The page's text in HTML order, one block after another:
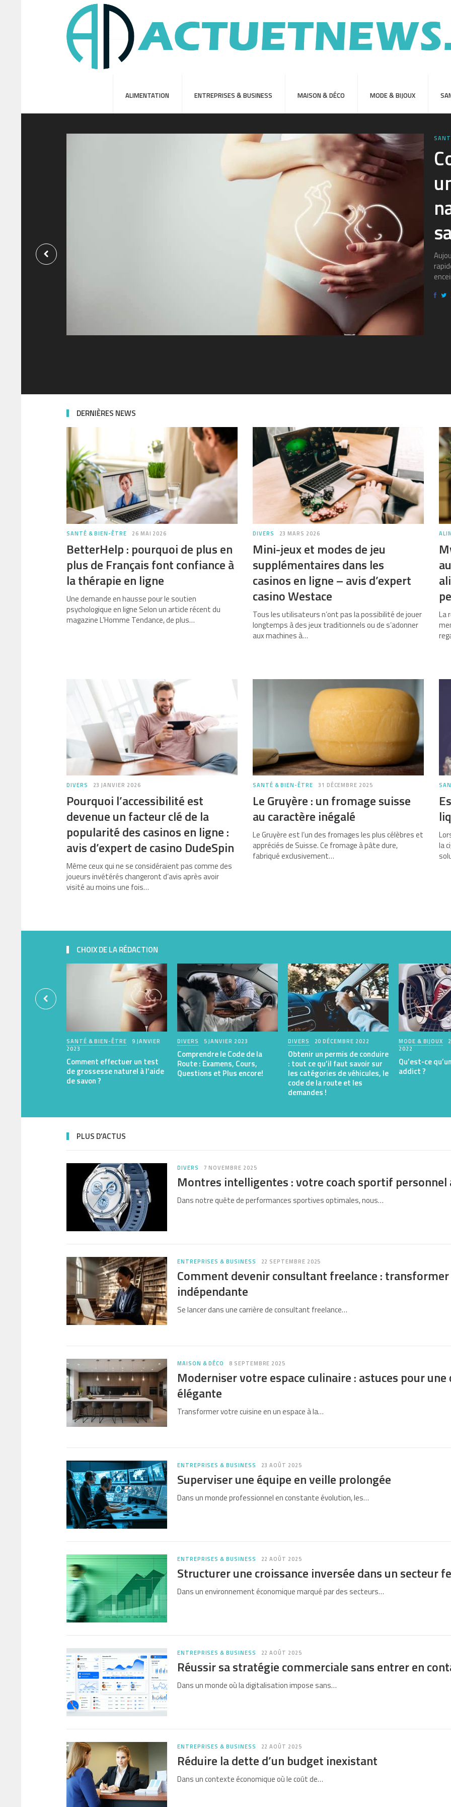
ALIMENTATION ENTREPRISES & BUSINESS MAISON & DÉCO MODE & BIJOUX
DERNIÈRES NEWS
SANTÉ & BIEN-ÊTRE 26 MAI 2026
BetterHelp : pourquoi de plus en
plus de Français font confiance à
la thérapie en ligne
Une demande en hausse pour le soutien
psychologique en ligne Selon un article récent du
magazine L’Homme Tendance, de plus…
DIVERS 23 MARS 2026
Mini-jeux et modes de jeu
supplémentaires dans les
casinos en ligne – avis d’expert
casino Westace
Tous les utilisateurs n’ont pas la possibilité de jouer
longtemps à des jeux traditionnels ou de s’adonner
aux machines à…
La
DIVERS 23 JANVIER 2026
Pourquoi l’accessibilité est
devenue un facteur clé de la
popularité des casinos en ligne :
avis d’expert de casino DudeSpin
Même ceux qui ne se considéraient pas comme des
joueurs invétérés changeront d’avis après avoir
visité au moins une fois…
SANTÉ & BIEN-ÊTRE 31 DÉCEMBRE 2025
Le Gruyère : un fromage suisse
au caractère inégalé
Le Gruyère est l’un des fromages les plus célèbres et
appréciés de Suisse. Ce fromage à pâte dure,
fabriqué exclusivement…
la
CHOIX DE LA RÉDACTION
SANTÉ & BIEN-ÊTRE
9 JANVIER
2023
Comment effectuer un test
de grossesse naturel à l’aide
de savon ?
DIVERS 5 JANVIER 2023
Comprendre le Code de la
Route : Examens, Cours,
Questions et Plus encore!
DIVERS 20 DÉCEMBRE 2022
Obtenir un permis de conduire
: tout ce qu’il faut savoir sur
les catégories de véhicules, le
code de la route et les
demandes !
MODE & BIJOUX
2022
Qu’est-ce
addict ?
PLUS D’ACTUS
DIVERS 7 NOVEMBRE 2025
Montres intelligentes : votre coach sportif personnel
Dans notre quête de performances sportives optimales, nous…
ENTREPRISES & BUSINESS 22 SEPTEMBRE 2025
Comment devenir consultant freelance :
indépendante
Se lancer dans une carrière de consultant freelance…
MAISON & DÉCO 8 SEPTEMBRE 2025
Moderniser votre espace culinaire : astuces pour
élégante
Transformer votre cuisine en un espace à la…
ENTREPRISES & BUSINESS 23 AOÛT 2025
Superviser une équipe en veille prolongée
Dans un monde professionnel en constante évolution, les…
ENTREPRISES & BUSINESS 22 AOÛT 2025
Structurer une croissance inversée dans un secteur
Dans un environnement économique marqué par des secteurs…
ENTREPRISES & BUSINESS 22 AOÛT 2025
Réussir sa stratégie commerciale sans entrer en
Dans un monde où la digitalisation impose sans…
ENTREPRISES & BUSINESS 22 AOÛT 2025
Réduire la dette d’un budget inexistant
Dans un contexte économique où le coût de…